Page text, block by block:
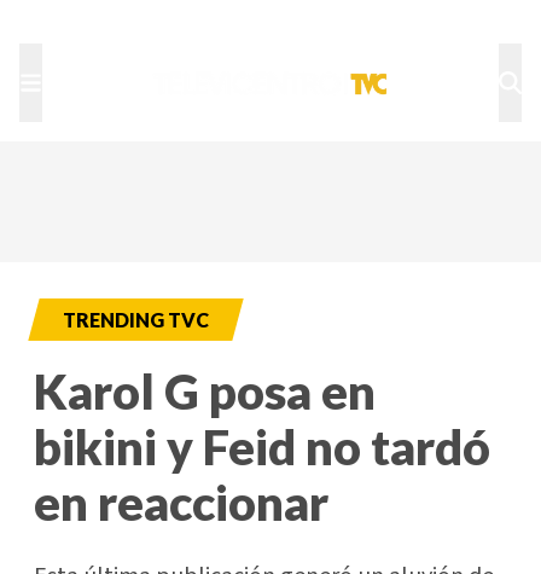
TRENDING TVC
Karol G posa en
bikini y Feid no tardó
en reaccionar